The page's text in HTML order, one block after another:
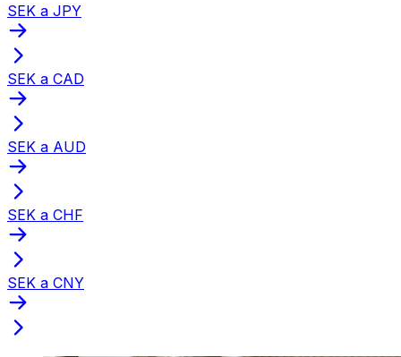
SEK a JPY
SEK a CAD
SEK a AUD
SEK a CHF
SEK a CNY